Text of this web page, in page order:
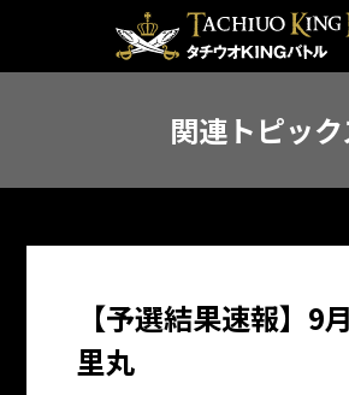
関連トピック
【予選結果速報】
里丸